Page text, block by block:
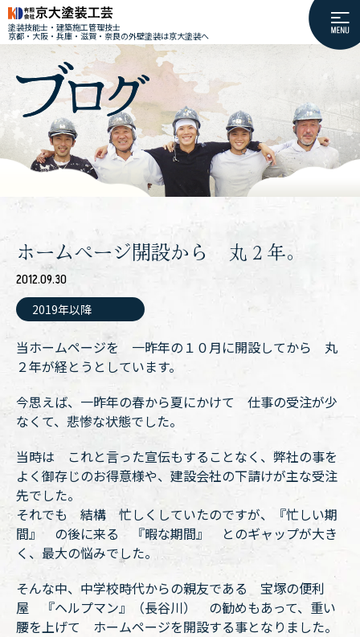
塗装技能士・建築施工管理技士
京都・大阪・兵庫・滋賀・奈良の外壁塗装は京大塗装へ
ホームページ開設から 丸２年。
2012.09.30
2019年以降
当ホームページを 一昨年の１０月に開設してから 丸
２年が経とうとしています。
今思えば、一昨年の春から夏にかけて 仕事の受注が少
なくて、悲惨な状態でした。
当時は これと言った宣伝もすることなく、弊社の事を
よく御存じのお得意様や、建設会社の下請けが主な受注
先でした。
それでも 結構 忙しくしていたのですが、『忙しい期
間』 の後に来る 『暇な期間』 とのギャップが大き
く、最大の悩みでした。
そんな中、中学校時代からの親友である 宝塚の便利
屋 『ヘルプマン』（長谷川） の勧めもあって、重い
腰を上げて ホームページを開設する事となりました。